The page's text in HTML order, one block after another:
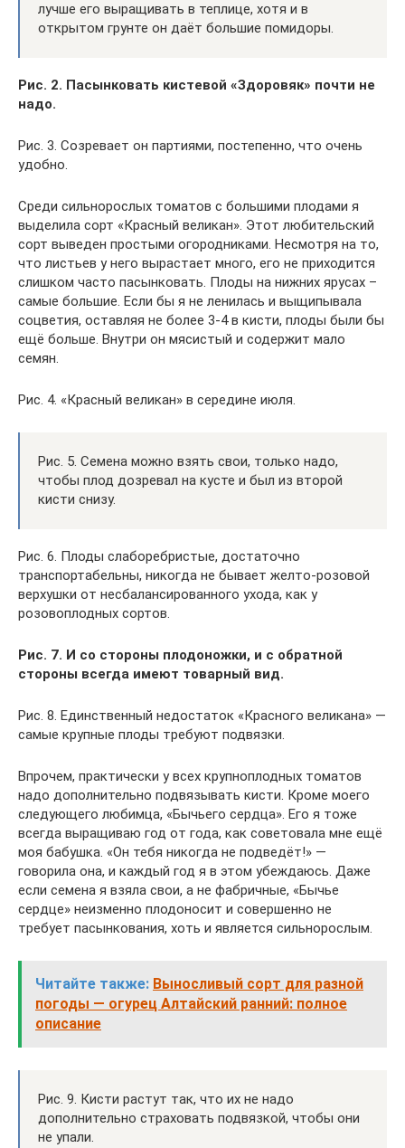
лучше его выращивать в теплице, хотя и в
открытом грунте он даёт большие помидоры.
Рис. 2. Пасынковать кистевой «Здоровяк» почти не
надо.
Рис. 3. Созревает он партиями, постепенно, что очень
удобно.
Среди сильнорослых томатов с большими плодами я
выделила сорт «Красный великан». Этот любительский
сорт выведен простыми огородниками. Несмотря на то,
что листьев у него вырастает много, его не приходится
слишком часто пасынковать. Плоды на нижних ярусах –
самые большие. Если бы я не ленилась и выщипывала
соцветия, оставляя не более 3-4 в кисти, плоды были бы
ещё больше. Внутри он мясистый и содержит мало
семян.
Рис. 4. «Красный великан» в середине июля.
Рис. 5. Семена можно взять свои, только надо,
чтобы плод дозревал на кусте и был из второй
кисти снизу.
Рис. 6. Плоды слаборебристые, достаточно
транспортабельны, никогда не бывает желто-розовой
верхушки от несбалансированного ухода, как у
розовоплодных сортов.
Рис. 7. И со стороны плодоножки, и с обратной
стороны всегда имеют товарный вид.
Рис. 8. Единственный недостаток «Красного великана» —
самые крупные плоды требуют подвязки.
Впрочем, практически у всех крупноплодных томатов
надо дополнительно подвязывать кисти. Кроме моего
следующего любимца, «Бычьего сердца». Его я тоже
всегда выращиваю год от года, как советовала мне ещё
моя бабушка. «Он тебя никогда не подведёт!» —
говорила она, и каждый год я в этом убеждаюсь. Даже
если семена я взяла свои, а не фабричные, «Бычье
сердце» неизменно плодоносит и совершенно не
требует пасынкования, хоть и является сильнорослым.
Читайте также: Выносливый сорт для разной
погоды — огурец Алтайский ранний: полное
описание
Рис. 9. Кисти растут так, что их не надо
дополнительно страховать подвязкой, чтобы они
не упали.